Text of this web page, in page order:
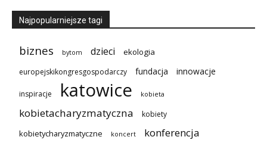
Najpopularniejsze tagi
biznes bytom dzieci ekologia
europejskikongresgospodarczy fundacja innowacje
inspiracje katowice kobieta
kobietacharyzmatyczna kobiety
kobietycharyzmatyczne koncert konferencja